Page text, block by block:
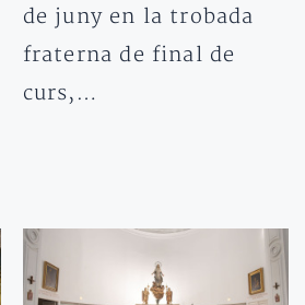
de juny en la trobada
fraterna de final de
curs,…